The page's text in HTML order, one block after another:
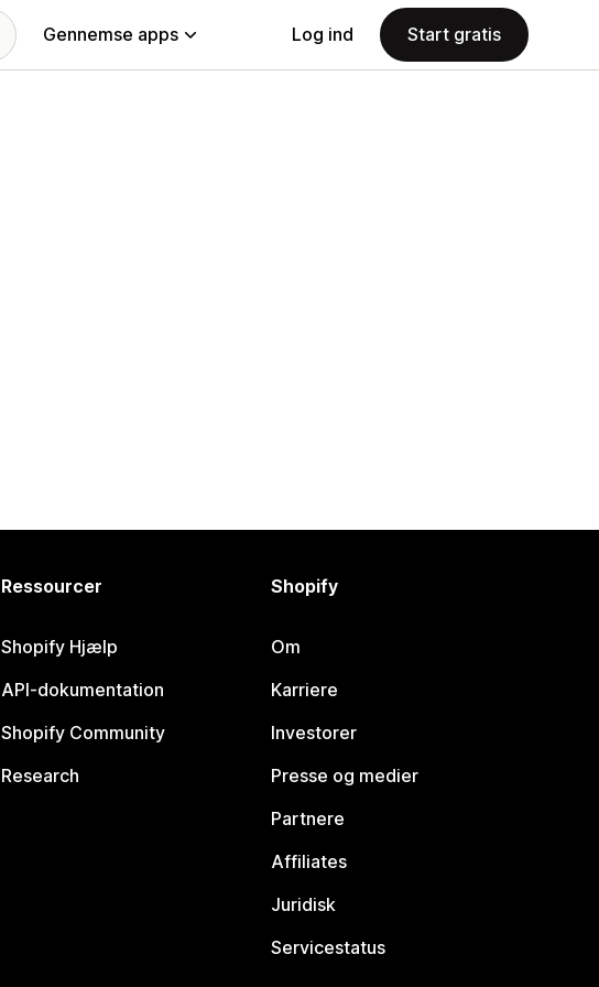
Gennemse apps Log ind Start gratis
Ressourcer
Shopify Hjælp
API-dokumentation
Shopify Community
Research
Shopify
Om
Karriere
Investorer
Presse og medier
Partnere
Affiliates
Juridisk
Servicestatus